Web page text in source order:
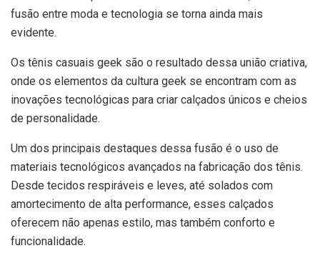
fusão entre moda e tecnologia se torna ainda mais
evidente.
Os tênis casuais geek são o resultado dessa união criativa,
onde os elementos da cultura geek se encontram com as
inovações tecnológicas para criar calçados únicos e cheios
de personalidade.
Um dos principais destaques dessa fusão é o uso de
materiais tecnológicos avançados na fabricação dos tênis.
Desde tecidos respiráveis e leves, até solados com
amortecimento de alta performance, esses calçados
oferecem não apenas estilo, mas também conforto e
funcionalidade.